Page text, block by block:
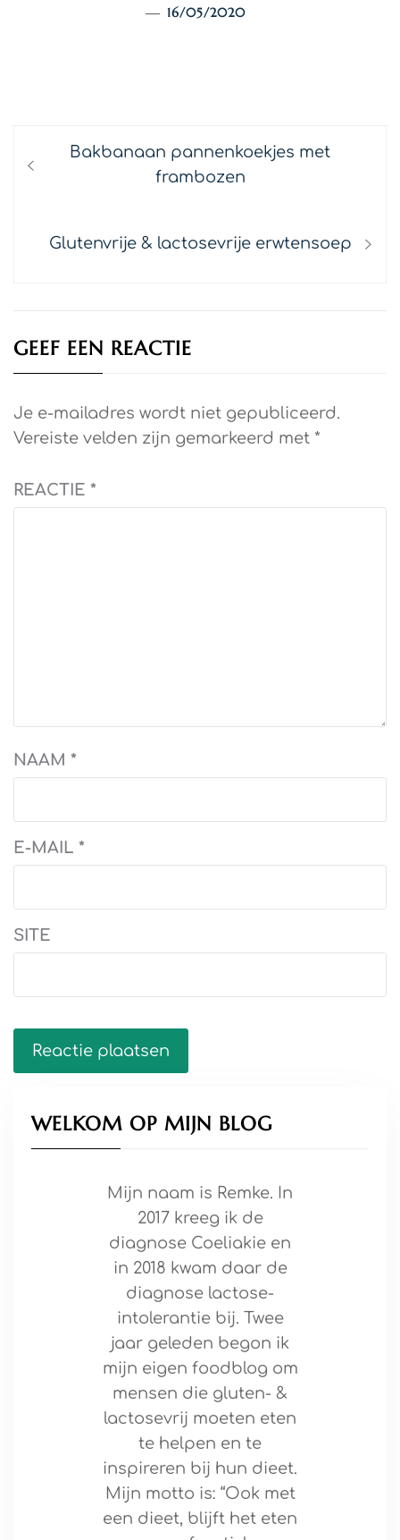
16/05/2020
Bericht
navigatie
Previous
Bakbanaan pannenkoekjes met
frambozen
Next
Glutenvrije & lactosevrije erwtensoep
GEEF EEN REACTIE
Je e-mailadres wordt niet gepubliceerd.
Vereiste velden zijn gemarkeerd met *
REACTIE *
NAAM *
E-MAIL *
SITE
WELKOM OP MIJN BLOG
Mijn naam is Remke. In
2017 kreeg ik de
diagnose Coeliakie en
in 2018 kwam daar de
diagnose lactose-
intolerantie bij. Twee
jaar geleden begon ik
mijn eigen foodblog om
mensen die gluten- &
lactosevrij moeten eten
te helpen en te
inspireren bij hun dieet.
Mijn motto is: “Ook met
een dieet, blijft het eten